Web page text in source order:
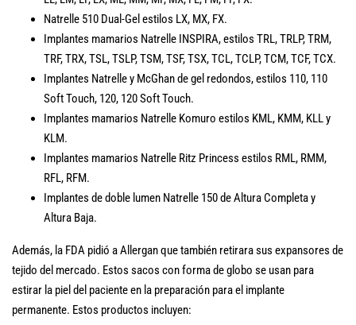
Natrelle 510 Dual-Gel estilos LX, MX, FX.
Implantes mamarios Natrelle INSPIRA, estilos TRL, TRLP, TRM,
TRF, TRX, TSL, TSLP, TSM, TSF, TSX, TCL, TCLP, TCM, TCF, TCX.
Implantes Natrelle y McGhan de gel redondos, estilos 110, 110
Soft Touch, 120, 120 Soft Touch.
Implantes mamarios Natrelle Komuro estilos KML, KMM, KLL y
KLM.
Implantes mamarios Natrelle Ritz Princess estilos RML, RMM,
RFL, RFM.
Implantes de doble lumen Natrelle 150 de Altura Completa y
Altura Baja.
Además, la FDA pidió a Allergan que también retirara sus expansores de
tejido del mercado. Estos sacos con forma de globo se usan para
estirar la piel del paciente en la preparación para el implante
permanente. Estos productos incluyen: